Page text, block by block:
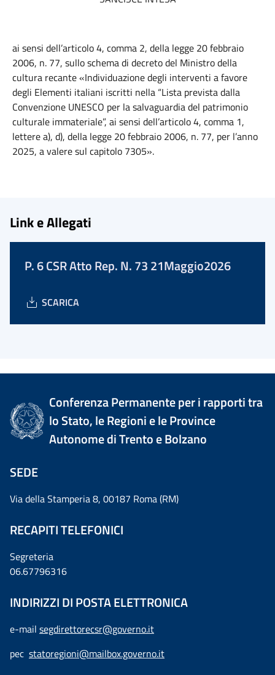
ai sensi dell’articolo 4, comma 2, della legge 20 febbraio
2006, n. 77, sullo schema di decreto del Ministro della
cultura recante «Individuazione degli interventi a favore
degli Elementi italiani iscritti nella “Lista prevista dalla
Convenzione UNESCO per la salvaguardia del patrimonio
culturale immateriale”, ai sensi dell’articolo 4, comma 1,
lettere a), d), della legge 20 febbraio 2006, n. 77, per l’anno
2025, a valere sul capitolo 7305».
Link e Allegati
P. 6 CSR Atto Rep. N. 73 21Maggio2026
SCARICA
Conferenza Permanente per i rapporti tra
lo Stato, le Regioni e le Province
Autonome di Trento e Bolzano
SEDE
Via della Stamperia 8, 00187 Roma (RM)
RECAPITI TELEFONICI
Segreteria
06.67796316
INDIRIZZI DI POSTA ELETTRONICA
e-mail segdirettorecsr@governo.it
pec statoregioni@mailbox.governo.it